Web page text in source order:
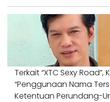
Terkait “XTC Sexy
“Penggunaan Nama
Ketentuan Perundang-